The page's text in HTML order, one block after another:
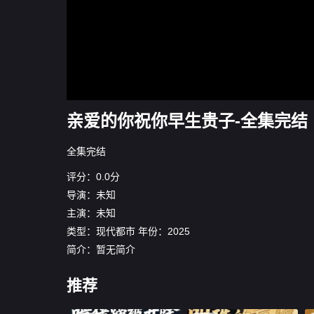
亲爱的你祝你早生贵子-全集完结
全集完结
评分：0.0分
导演：未知
主演：未知
类型： 现代都市 年份： 2025
简介：暂无简介
推荐